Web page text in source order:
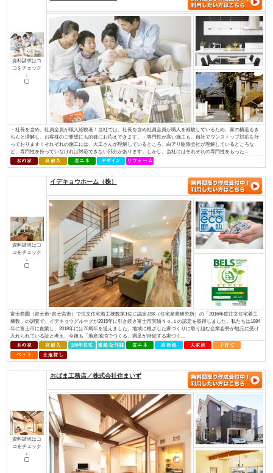
資料請求はコ
コをチェック
私たちが家づくりを通して、最もお客様のお役に立てることを考えた末に
モミの木の床材は、季節を問わず家全体の湿度を一定に調整し、素足で過
りを感じられます。空気をきれいにするだけでなく、モミの木の天然成分
コをチェック
株式会社 伊庭工務店